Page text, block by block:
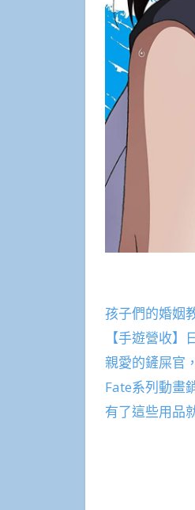
孩子們的婚姻
【手遊營收
親愛的鏟屎官
Fate系列動畫
有了這些用品